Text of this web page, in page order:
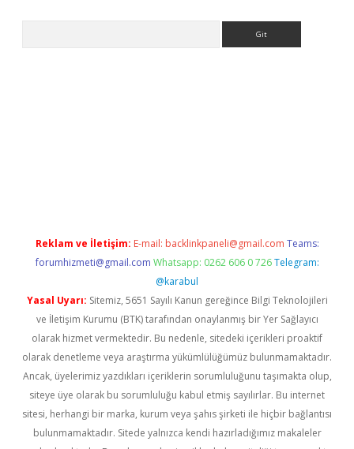
Reklam ve İletişim: E-mail: backlinkpaneli@gmail.com Teams:
forumhizmeti@gmail.com Whatsapp: 0262 606 0 726 Telegram:
@karabul
Yasal Uyarı: Sitemiz, 5651 Sayılı Kanun gereğince Bilgi Teknolojileri
ve İletişim Kurumu (BTK) tarafından onaylanmış bir Yer Sağlayıcı
olarak hizmet vermektedir. Bu nedenle, sitedeki içerikleri proaktif
olarak denetleme veya araştırma yükümlülüğümüz bulunmamaktadır.
Ancak, üyelerimiz yazdıkları içeriklerin sorumluluğunu taşımakta olup,
siteye üye olarak bu sorumluluğu kabul etmiş sayılırlar. Bu internet
sitesi, herhangi bir marka, kurum veya şahıs şirketi ile hiçbir bağlantısı
bulunmamaktadır. Sitede yalnızca kendi hazırladığımız makaleler